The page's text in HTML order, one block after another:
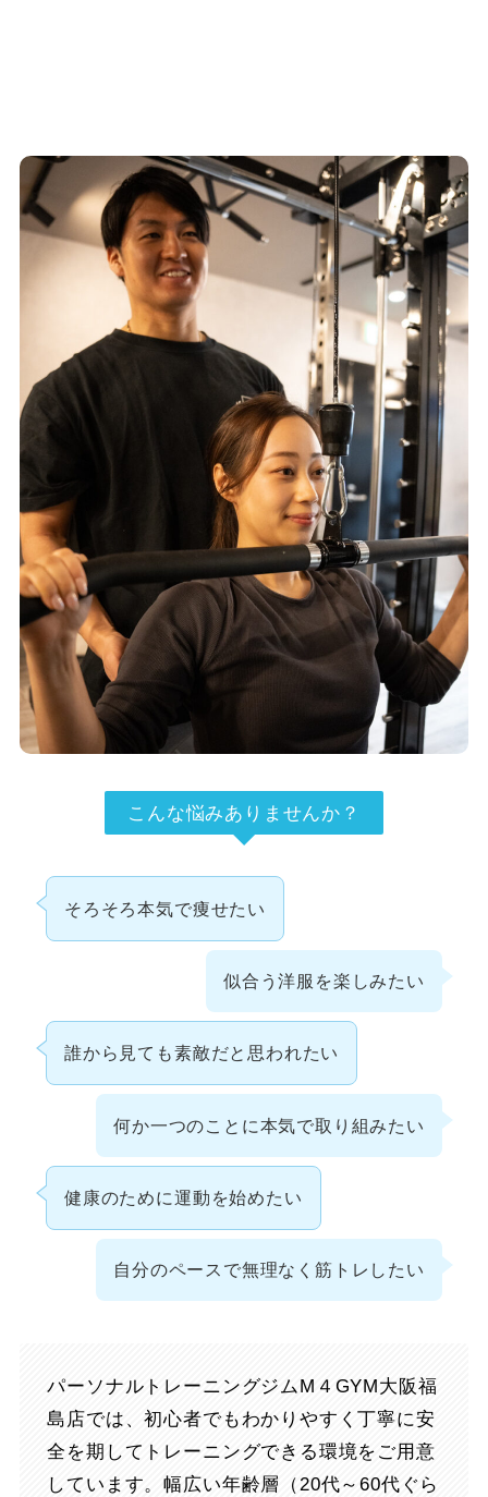
こんな悩みありませんか？
そろそろ本気で痩せたい
似合う洋服を楽しみたい
誰から見ても素敵だと思われたい
何か一つのことに本気で取り組みたい
健康のために運動を始めたい
自分のペースで無理なく筋トレしたい
パーソナルトレーニングジムM４GYM大阪福
島店では、初心者でもわかりやすく丁寧に安
全を期してトレーニングできる環境をご用意
しています。幅広い年齢層（20代～60代ぐら